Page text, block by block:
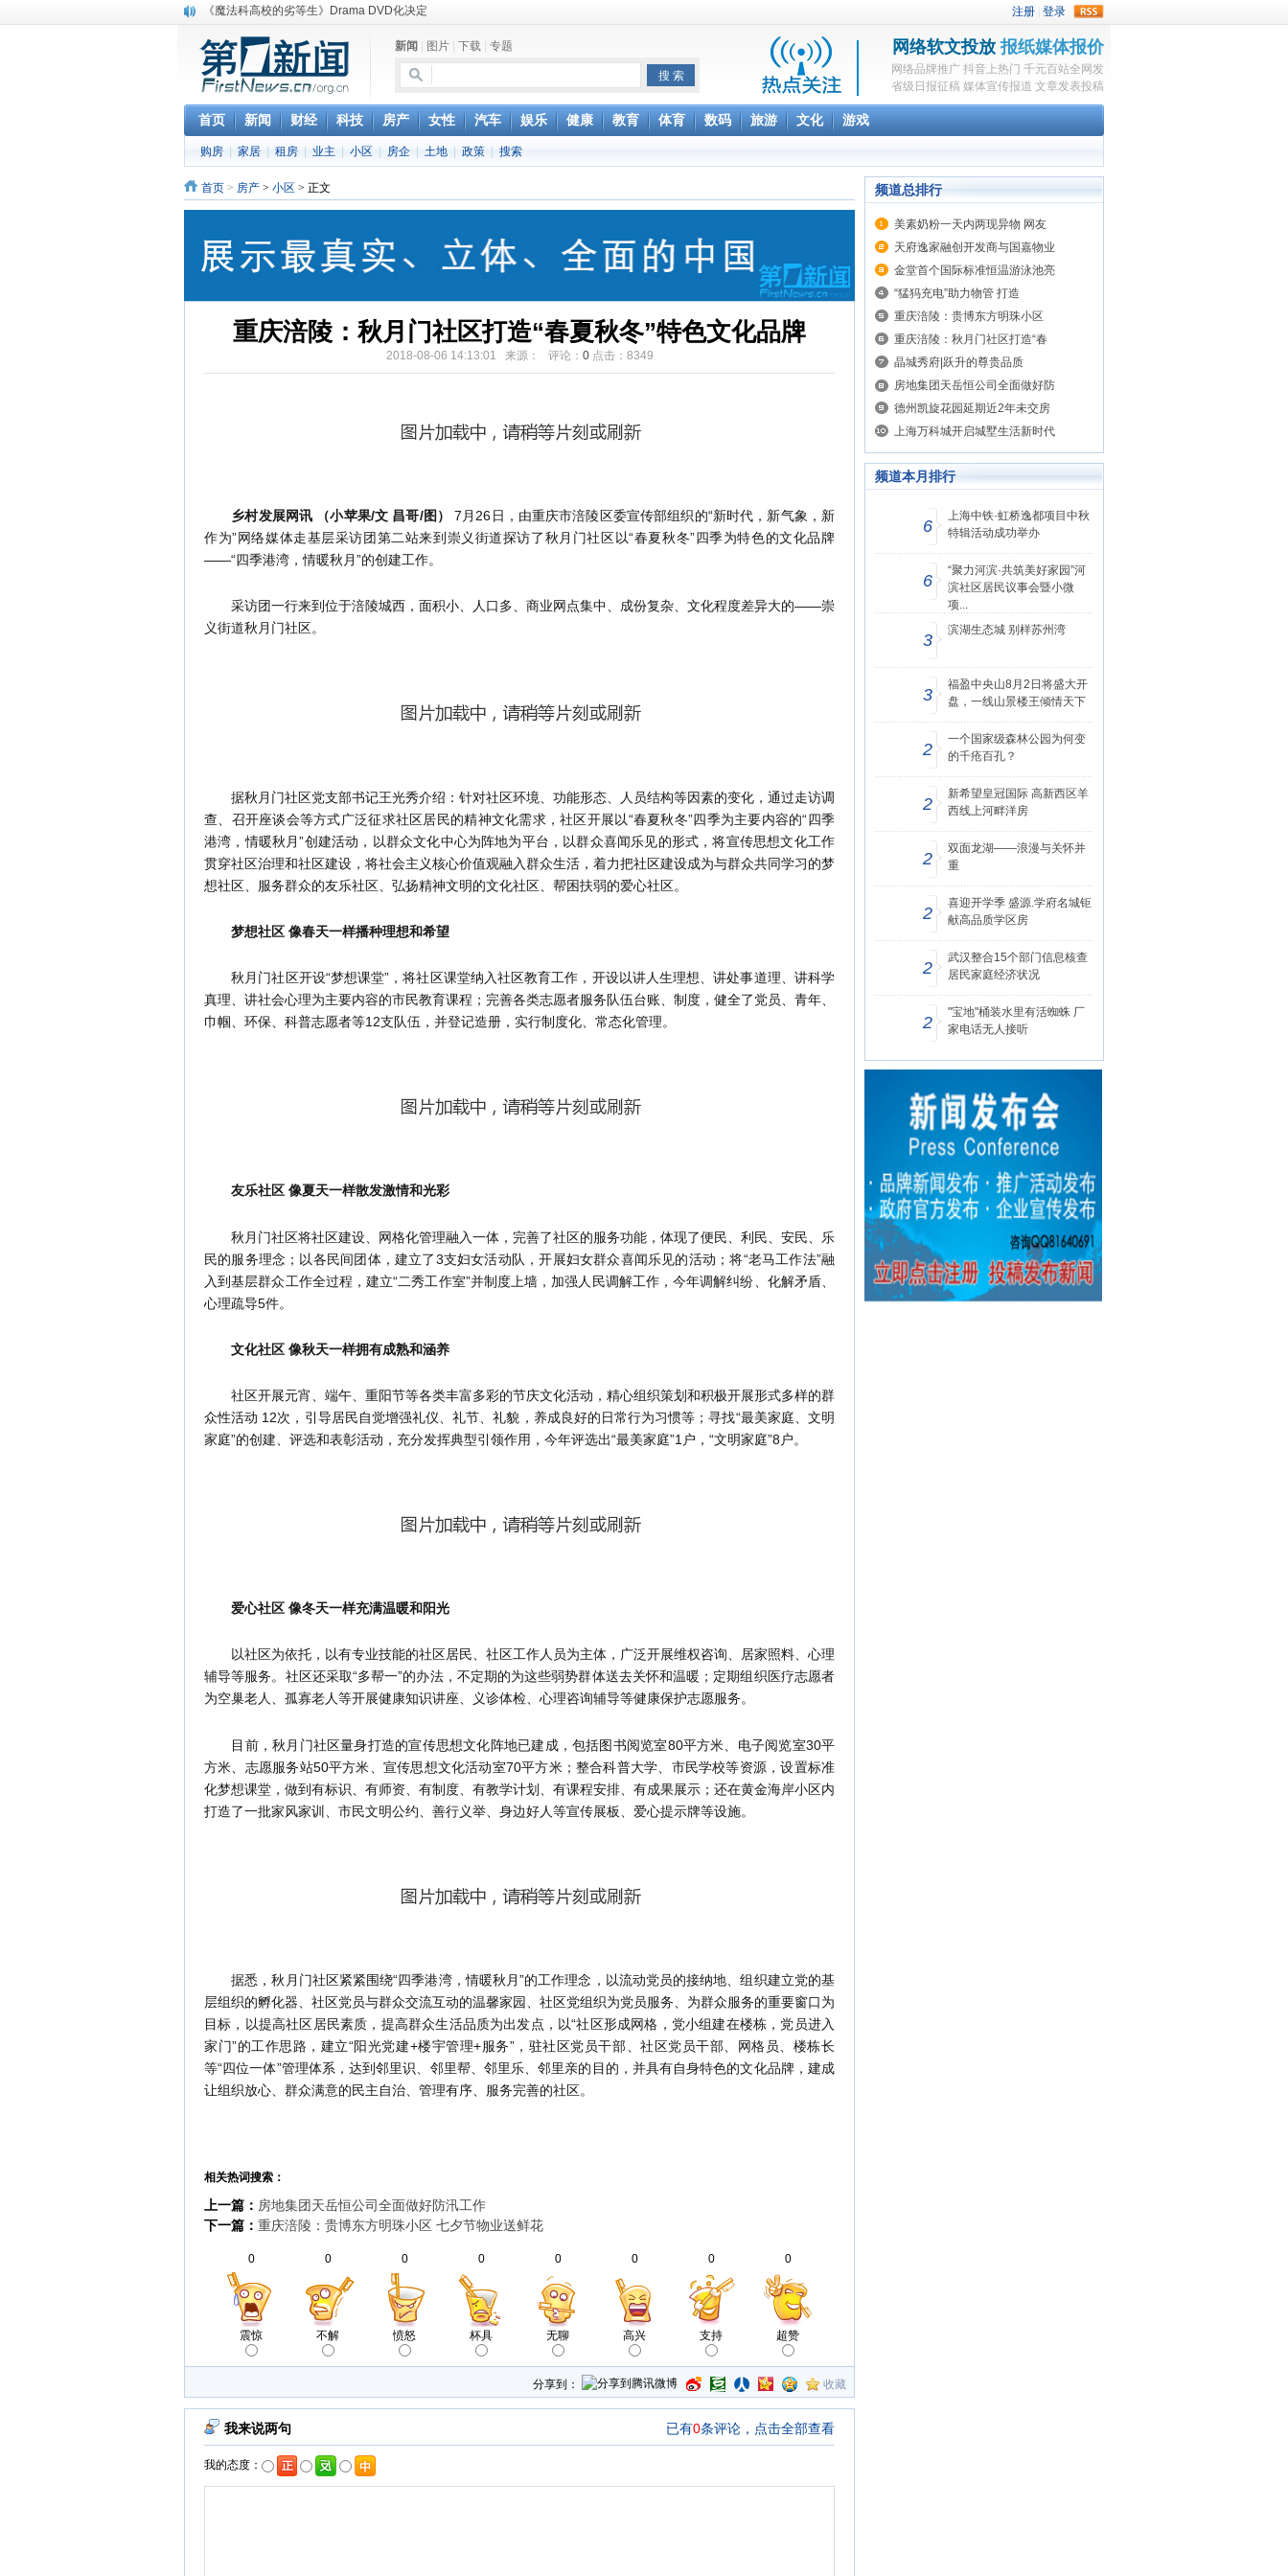
《魔法科高校的劣等生》Drama DVD化决定
消息称刘强东要求京东商城明年扭亏为盈
保健品也能吃出一身病? 康宝莱员工自揭多项家丑
煤价"跳水"电企利润"蹦高" 电煤联动亟待完善
苹果公司自建太阳能电厂为数据中心供电
吃饭、睡觉、黑人人？
网络电商和传统出版商的角逐：亚马逊停止接受Hachette所有图书订单
英国小猫因长得像希特勒遭袭 被扔垃圾左眼致盲
《中二病也想谈恋爱》女主角特报预告公开
新闻 图片 下载 专题 网络软文投放 报纸媒体报价
网络品牌推广 抖音上热门 千元百站全网发
省级日报征稿 媒体宣传报道 文章发表投稿
首页 新闻 财经 科技 房产 女性 汽车 娱乐 健康 教育 体育 数码 旅游 文化 游戏
购房 家居 租房 业主 小区 房企 土地 政策 搜索
首页 > 房产 > 小区 > 正文
重庆涪陵：秋月门社区打造“春夏秋冬”特色文化品牌
2018-08-06 14:13:01 来源： 评论： 0点击： 8349
乡村发展网讯 （小苹果/文 昌哥/图）7月26日，由重庆市涪陵区委宣传部组织的“新时代，新气象，新
作为”网络媒体走基层采访团第二站来到崇义街道探访了秋月门社区以“春夏秋冬”四季为特色的文化品牌
——“四季港湾，情暖秋月”的创建工作。
采访团一行来到位于涪陵城西，面积小、人口多、商业网点集中、成份复杂、文化程度差异大的——崇
义街道秋月门社区。
据秋月门社区党支部书记王光秀介绍：针对社区环境、功能形态、人员结构等因素的变化，通过走访调
查、召开座谈会等方式广泛征求社区居民的精神文化需求，社区开展以“春夏秋冬”四季为主要内容的“四季
港湾，情暖秋月”创建活动，以群众文化中心为阵地为平台，以群众喜闻乐见的形式，将宣传思想文化工作
贯穿社区治理和社区建设，将社会主义核心价值观融入群众生活，着力把社区建设成为与群众共同学习的梦
想社区、服务群众的友乐社区、弘扬精神文明的文化社区、帮困扶弱的爱心社区。
梦想社区 像春天一样播种理想和希望
秋月门社区开设“梦想课堂”，将社区课堂纳入社区教育工作，开设以讲人生理想、讲处事道理、讲科学
真理、讲社会心理为主要内容的市民教育课程；完善各类志愿者服务队伍台账、制度，健全了党员、青年、
巾帼、环保、科普志愿者等12支队伍，并登记造册，实行制度化、常态化管理。
友乐社区 像夏天一样散发激情和光彩
秋月门社区将社区建设、网格化管理融入一体，完善了社区的服务功能，体现了便民、利民、安民、乐
民的服务理念；以各民间团体，建立了3支妇女活动队，开展妇女群众喜闻乐见的活动；将“老马工作法”融
入到基层群众工作全过程，建立“二秀工作室”并制度上墙，加强人民调解工作，今年调解纠纷、化解矛盾、
心理疏导5件。
文化社区 像秋天一样拥有成熟和涵养
社区开展元宵、端午、重阳节等各类丰富多彩的节庆文化活动，精心组织策划和积极开展形式多样的群
众性活动 12次，引导居民自觉增强礼仪、礼节、礼貌，养成良好的日常行为习惯等；寻找“最美家庭、文明
家庭”的创建、评选和表彰活动，充分发挥典型引领作用，今年评选出“最美家庭”1户，“文明家庭”8户。
爱心社区 像冬天一样充满温暖和阳光
以社区为依托，以有专业技能的社区居民、社区工作人员为主体，广泛开展维权咨询、居家照料、心理
辅导等服务。社区还采取“多帮一”的办法，不定期的为这些弱势群体送去关怀和温暖；定期组织医疗志愿者
为空巢老人、孤寡老人等开展健康知识讲座、义诊体检、心理咨询辅导等健康保护志愿服务。
目前，秋月门社区量身打造的宣传思想文化阵地已建成，包括图书阅览室80平方米、电子阅览室30平
方米、志愿服务站50平方米、宣传思想文化活动室70平方米；整合科普大学、市民学校等资源，设置标准
化梦想课堂，做到有标识、有师资、有制度、有教学计划、有课程安排、有成果展示；还在黄金海岸小区内
打造了一批家风家训、市民文明公约、善行义举、身边好人等宣传展板、爱心提示牌等设施。
据悉，秋月门社区紧紧围绕“四季港湾，情暖秋月”的工作理念，以流动党员的接纳地、组织建立党的基
层组织的孵化器、社区党员与群众交流互动的温馨家园、社区党组织为党员服务、为群众服务的重要窗口为
目标，以提高社区居民素质，提高群众生活品质为出发点，以“社区形成网格，党小组建在楼栋，党员进入
家门”的工作思路，建立“阳光党建+楼宇管理+服务”，驻社区党员干部、社区党员干部、网格员、楼栋长
等“四位一体”管理体系，达到邻里识、邻里帮、邻里乐、邻里亲的目的，并具有自身特色的文化品牌，建成
让组织放心、群众满意的民主自治、管理有序、服务完善的社区。
相关热词搜索：
上一篇： 房地集团天岳恒公司全面做好防汛工作
下一篇： 重庆涪陵：贵博东方明珠小区 七夕节物业送鲜花
0
震惊
0
不解
0
愤怒
0
杯具
0
无聊
0
高兴
0
支持
0
超赞
分享到： 收藏
频道总排行
美素奶粉一天内两现异物 网友
天府逸家融创开发商与国嘉物业
金堂首个国际标准恒温游泳池亮
“猛犸充电”助力物管 打造
重庆涪陵：贵博东方明珠小区
重庆涪陵：秋月门社区打造“春
晶城秀府|跃升的尊贵品质
房地集团天岳恒公司全面做好防
德州凯旋花园延期近2年未交房
上海万科城开启城墅生活新时代
频道本月排行
6
上海中铁·虹桥逸都项目中秋
特辑活动成功举办
6
“聚力河滨·共筑美好家园”河
滨社区居民议事会暨小微
项...
3
滨湖生态城 别样苏州湾
3
福盈中央山8月2日将盛大开
盘，一线山景楼王倾情天下
2
一个国家级森林公园为何变
的千疮百孔？
2
新希望皇冠国际 高新西区羊
西线上河畔洋房
2
双面龙湖——浪漫与关怀并
重
2
喜迎开学季 盛源.学府名城钜
献高品质学区房
2
武汉整合15个部门信息核查
居民家庭经济状况
2
"宝地"桶装水里有活蜘蛛 厂
家电话无人接听